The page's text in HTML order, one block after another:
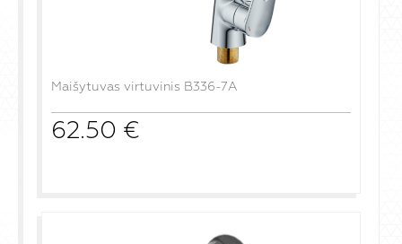
Maišytuvas virtuvinis B336-7A
62.50 €